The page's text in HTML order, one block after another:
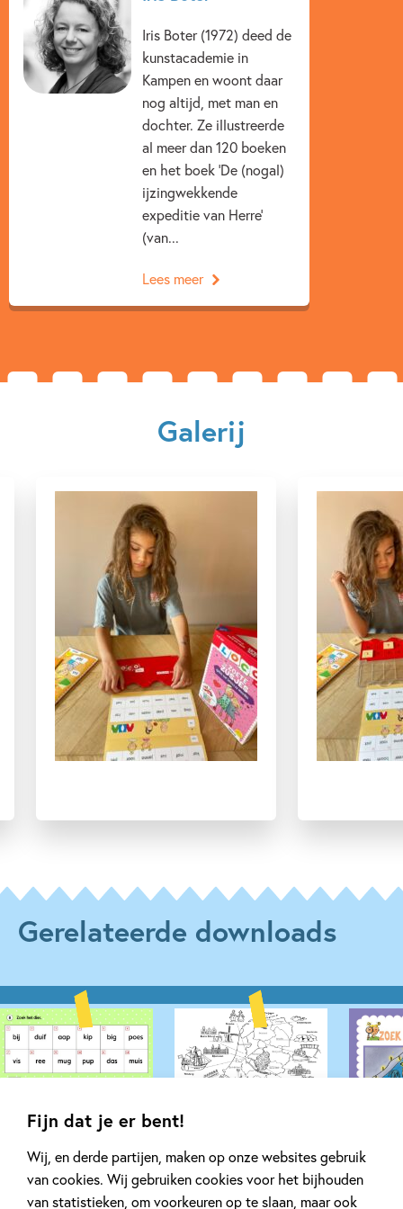
Fijn dat je er bent!
Wij, en derde partijen, maken op onze websites gebruik
van cookies. Wij gebruiken cookies voor het bijhouden
van statistieken, om voorkeuren op te slaan, maar ook
Leerdoelen:
•Oefen de letters
•Koppel klanken aan letters
•Leer woorden lezen
•Vergroot de woordenschat
Met het zelfcorrigerende Loco oefent je kind spelenderwijs
belangrijke vaardigheden. Op school en thuis. Want
spelend leren, daar draait het om. Sinds 1968, wie kent het
3 – 5 jaar 5 – 7 jaar
7 – 9 jaar
Beginnende lezer & AVI boeken
Doeboeken
Prentenboeken
Iris Boter Hanneke de Zoete
Iris Boter (1972) deed de
kunstacademie in
Kampen en woont daar
nog altijd, met man en
dochter. Ze illustreerde
al meer dan 120 boeken
en het boek ‘De (nogal)
ijzingwekkende
expeditie van Herre’
(van...
Lees meer
Galerij
Gerelateerde downloads